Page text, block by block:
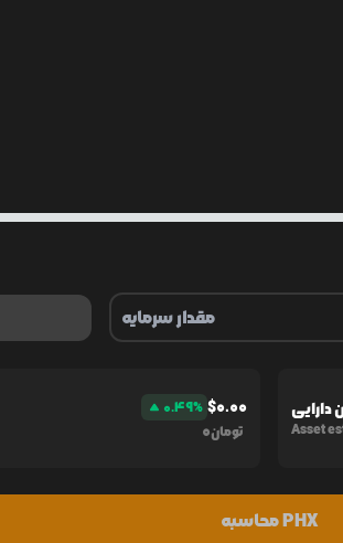
0.49% $0.00
0تومان
دارایی
Asset
محاسبه PHX